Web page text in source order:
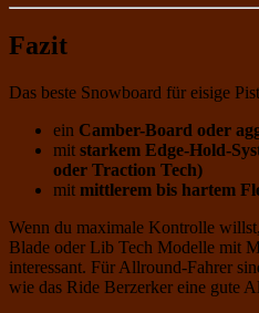
Fazit
Das beste Snowboard für eisige
ein Camber-Board oder
mit starkem Edge-Hold-
oder Traction Tech)
mit mittlerem bis hartem
Wenn du maximale Kontrolle
Blade oder Lib Tech Modelle mit
interessant. Für Allround-Fahrer
wie das Ride Berzerker eine gute